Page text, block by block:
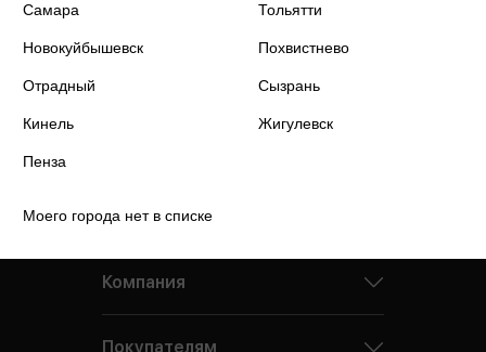
Самара Тольятти
Новокуйбышевск Похвистнево
Отрадный Сызрань
Кинель Жигулевск
Пенза
Моего города нет в списке
Компания
Покупателям